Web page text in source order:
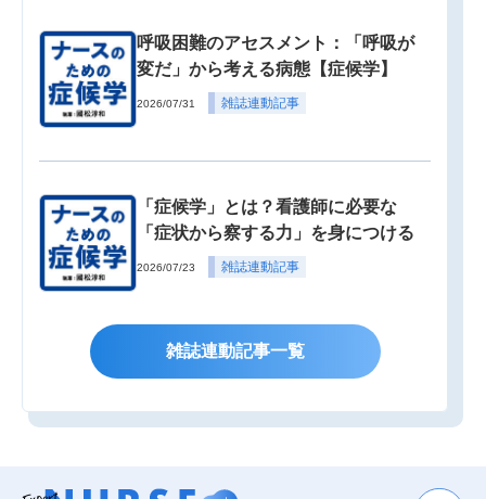
呼吸困難のアセスメント：「呼吸が
変だ」から考える病態【症候学】
2026/07/31 雑誌連動記事
「症候学」とは？看護師に必要な
「症状から察する力」を身につける
2026/07/23 雑誌連動記事
雑誌連動記事一覧